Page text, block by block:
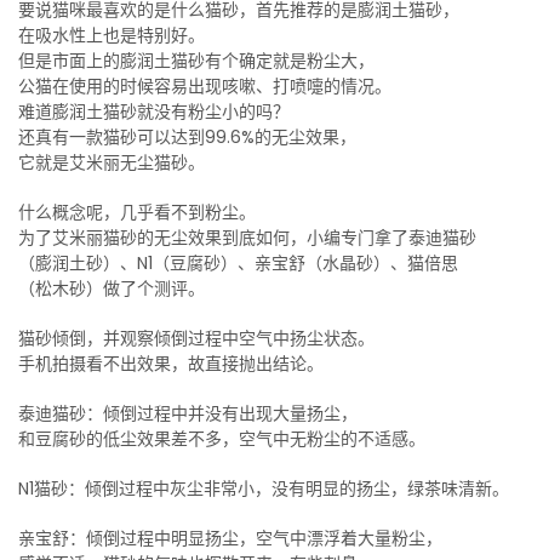
要说猫咪最喜欢的是什么猫砂，首先推荐的是膨润土猫砂，
在吸水性上也是特别好。
但是市面上的膨润土猫砂有个确定就是粉尘大，
公猫在使用的时候容易出现咳嗽、打喷嚏的情况。
难道膨润土猫砂就没有粉尘小的吗？
还真有一款猫砂可以达到99.6%的无尘效果，
它就是艾米丽无尘猫砂。
什么概念呢，几乎看不到粉尘。
为了艾米丽猫砂的无尘效果到底如何，小编专门拿了泰迪猫砂
（膨润土砂）、N1（豆腐砂）、亲宝舒（水晶砂）、猫倍思
（松木砂）做了个测评。
猫砂倾倒，并观察倾倒过程中空气中扬尘状态。
手机拍摄看不出效果，故直接抛出结论。
泰迪猫砂：倾倒过程中并没有出现大量扬尘，
和豆腐砂的低尘效果差不多，空气中无粉尘的不适感。
N1猫砂：倾倒过程中灰尘非常小，没有明显的扬尘，绿茶味清新。
亲宝舒：倾倒过程中明显扬尘，空气中漂浮着大量粉尘，